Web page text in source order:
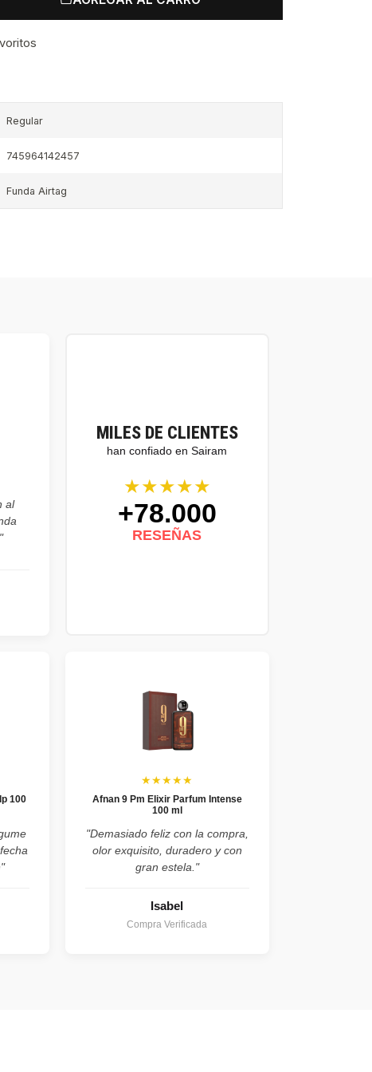
Regular
745964142457
Funda Airtag
MILES DE CLIENTES
han confiado en Sairam
★★★★★
+78.000
RESEÑAS
al
100
★★★★★
Afnan 9 Pm Elixir Parfum Intense
100 ml
"Demasiado feliz con la compra,
olor exquisito, duradero y con
gran estela."
Isabel
Compra Verificada